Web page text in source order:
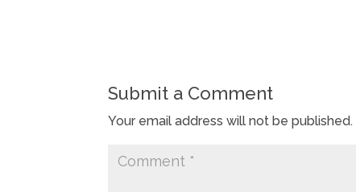
Submit a Comment
Your email address will not be published.